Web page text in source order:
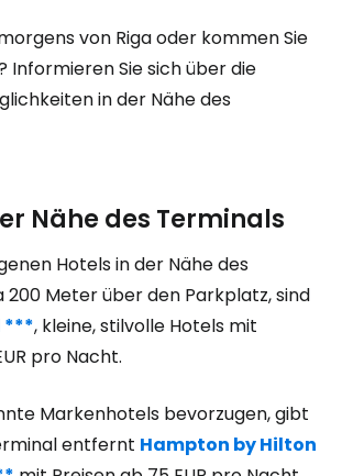
von Riga oder kommen Sie
Informieren Sie sich über die
in der Nähe des
Nähe des Terminals
Hotels in der Nähe des
200 Meter über den Parkplatz, sind
***, kleine, stilvolle Hotels mit
pro Nacht.
Markenhotels bevorzugen, gibt
entfernt Hampton by Hilton